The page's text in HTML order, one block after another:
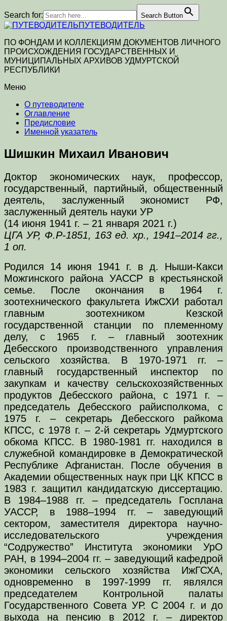
Search for: Search Button
ПУТЕВОДИТЕЛЬ
ПО ФОНДАМ И КОЛЛЕКЦИЯМ ДОКУМЕНТОВ ЛИЧНОГО
ПРОИСХОЖДЕНИЯ ГОСУДАРСТВЕННЫХ И
МУНИЦИПАЛЬНЫХ АРХИВОВ УДМУРТСКОЙ
РЕСПУБЛИКИ
Меню
О путеводителе
Оглавление
Предисловие
Именной указатель
Шишкин Михаил Иванович
Доктор экономических наук, профессор,
государственный, партийный, общественный
деятель, заслуженный экономист РФ,
заслуженный деятель науки УР
(14 июня 1941 г. – 21 января 2021 г.)
ЦГА УР, Ф.Р-1851, 163 ед. хр., 1941–2014 гг.,
1 оп.
Родился 14 июня 1941 г. в д. Ныши-Какси
Можгинского района УАССР в крестьянской
семье. После окончания в 1964 г.
зоотехнического факультета ИжСХИ работал
главным зоотехником Кезской
государственной станции по племенному
делу, с 1965 г. – главный зоотехник
Дебесского производственного управления
сельского хозяйства. В 1970-1971 гг. –
главный государственный инспектор по
закупкам и качеству сельскохозяйственных
продуктов Дебесского района, с 1971 г. –
председатель Дебесского райисполкома, с
1975 г. – секретарь Дебесского райкома
КПСС, с 1978 г. – 2-й секретарь Удмуртского
обкома КПСС. В 1980-1981 гг. находился в
служебной командировке в Демократической
Республике Афганистан. После обучения в
Академии общественных наук при ЦК КПСС в
1983 г. защитил кандидатскую диссертацию.
В 1984–1988 гг. – председатель Госплана
УАССР, в 1988–1994 гг. – заведующий
сектором, заместителя директора научно-
исследовательского учреждения
“Содружество” Института экономики УрО
РАН, в 1994–2004 гг. – заведующий кафедрой
экономики сельского хозяйства ИжГСХА,
одновременно в 1997-1999 гг. являлся
председателем Контрольной палаты
Государственного Совета УР. С 2004 г. и до
выхода на пенсию в 2012 г. – директор